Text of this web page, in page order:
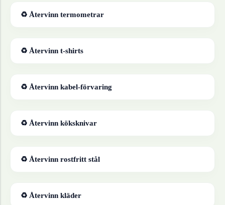
♻ Återvinn termometrar
♻ Återvinn t-shirts
♻ Återvinn kabel-förvaring
♻ Återvinn köksknivar
♻ Återvinn rostfritt stål
♻ Återvinn kläder